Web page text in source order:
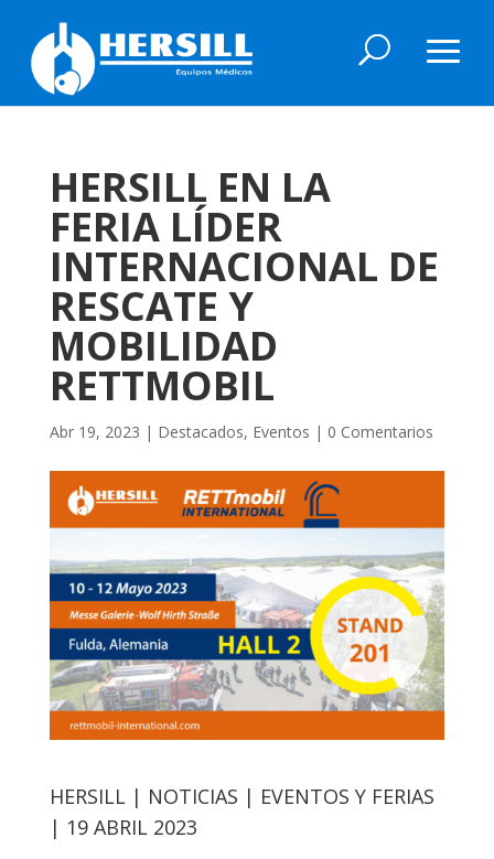
HERSILL EN LA
FERIA LÍDER
INTERNACIONAL DE
RESCATE Y
MOBILIDAD
RETTMOBIL
Abr 19, 2023 | Destacados, Eventos | 0 Comentarios
HERSILL | NOTICIAS | EVENTOS Y FERIAS
| 19 ABRIL 2023